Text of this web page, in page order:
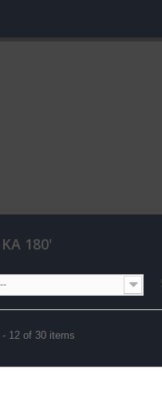
180'
--
12 of 30 items